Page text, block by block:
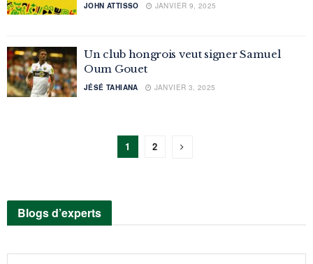
JOHN ATTISSO JANVIER 9, 2025
Un club hongrois veut signer Samuel
Oum Gouet
JÉSÉ TAHIANA JANVIER 3, 2025
1 2
Blogs d’experts